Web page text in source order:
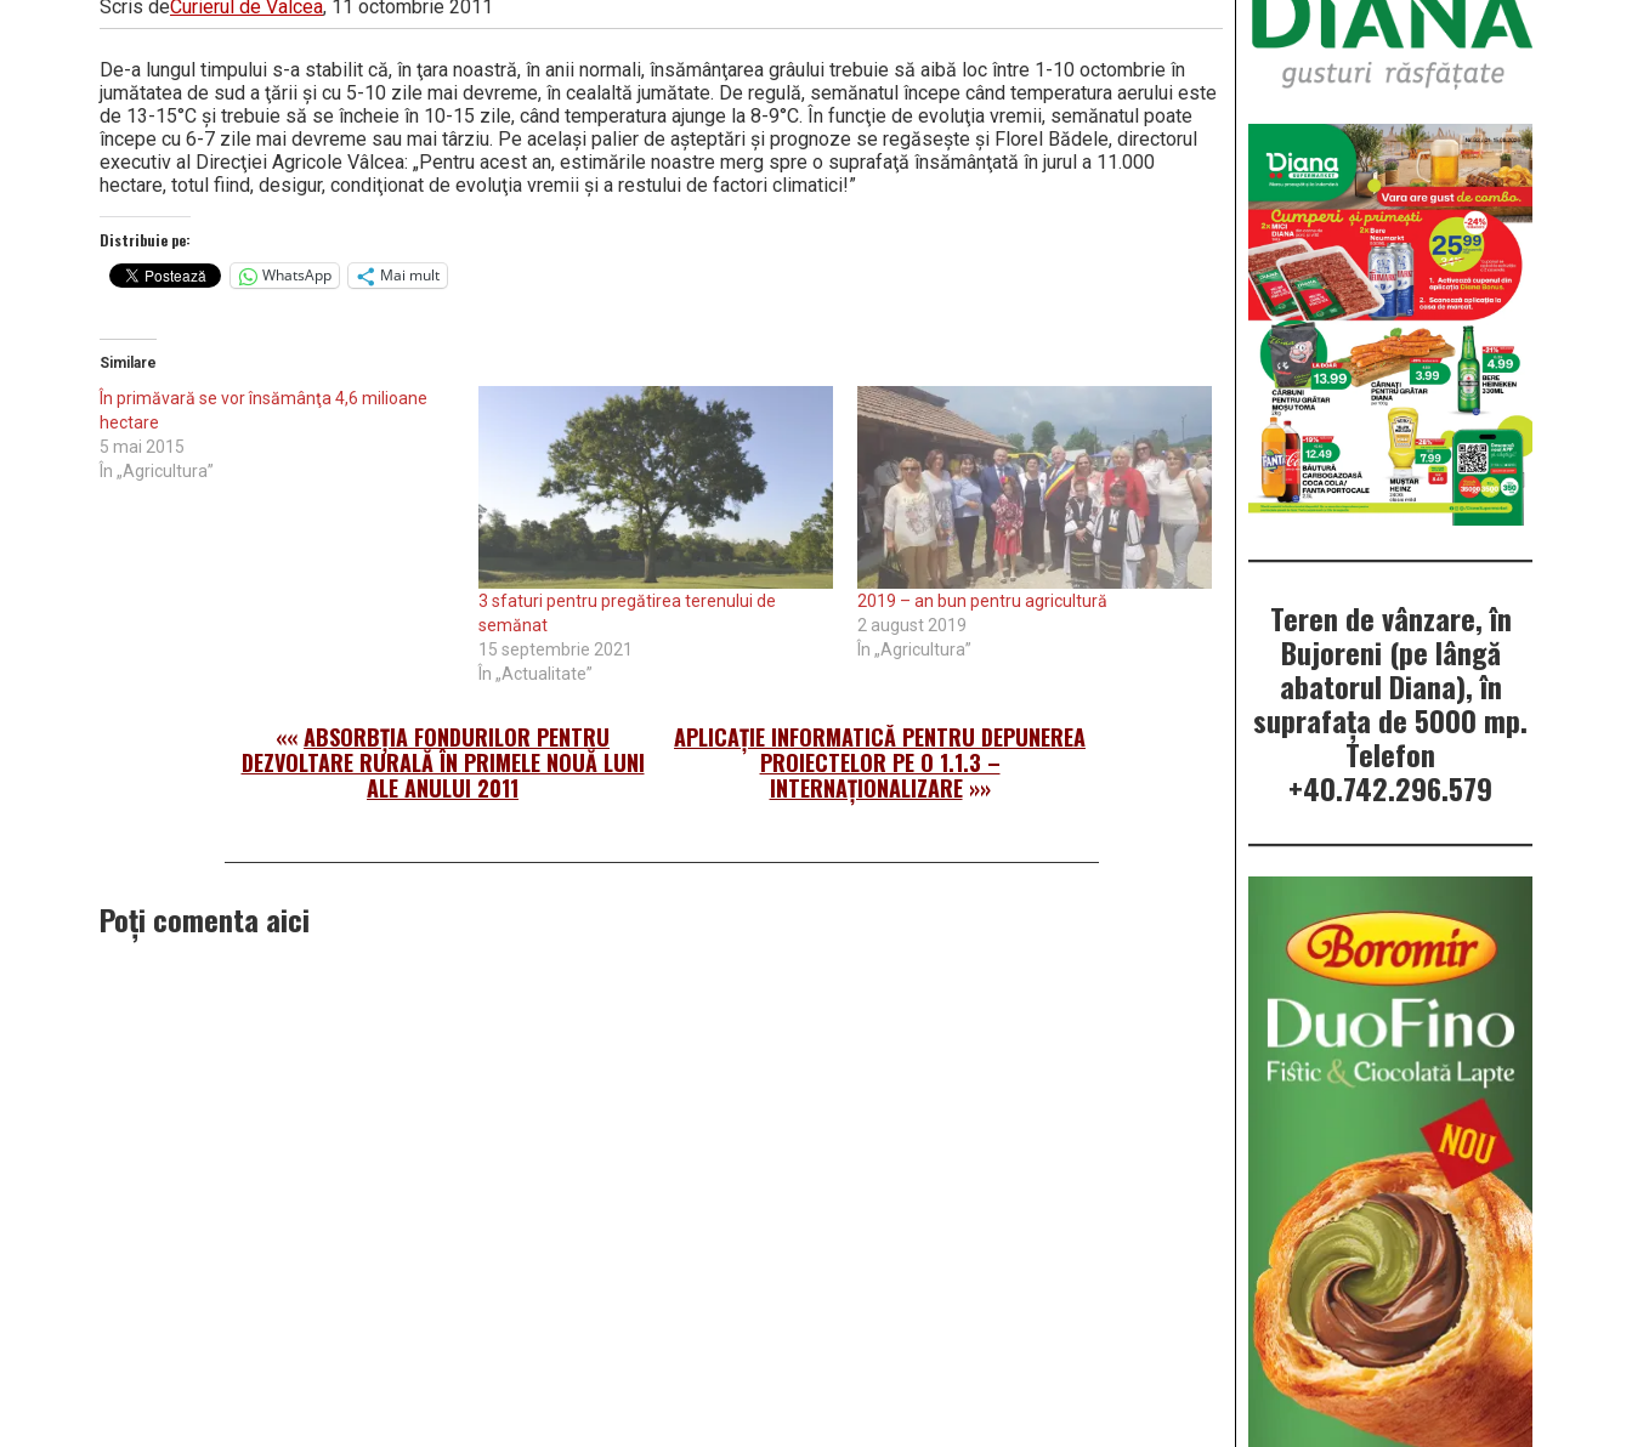
Vâlcea
Scris deCurierul de Valcea, 11 octombrie 2011
De-a lungul timpului s-a stabilit că, în ţara noastră, în anii normali, însămânţarea grâului trebuie să aibă loc între 1-10 octombrie în
jumătatea de sud a ţării şi cu 5-10 zile mai devreme, în cealaltă jumătate. De regulă, semănatul începe când temperatura aerului este
de 13-15°C şi trebuie să se încheie în 10-15 zile, când temperatura ajunge la 8-9°C. În funcţie de evoluţia vremii, semănatul poate
începe cu 6-7 zile mai devreme sau mai târziu. Pe acelaşi palier de aşteptări şi prognoze se regăseşte şi Florel Bădele, directorul
executiv al Direcţiei Agricole Vâlcea: „Pentru acest an, estimările noastre merg spre o suprafaţă însămânţată în jurul a 11.000
hectare, totul fiind, desigur, condiţionat de evoluţia vremii şi a restului de factori climatici!”
Distribuie pe:
WhatsApp
Mai mult
Similare
În primăvară se vor însămânţa 4,6 milioane
hectare
5 mai 2015
În „Agricultura”
3 sfaturi pentru pregătirea terenului de
semănat
15 septembrie 2021
În „Actualitate”
2019 – an bun pentru agricultură
2 august 2019
În „Agricultura”
««ABSORBŢIA FONDURILOR PENTRU
DEZVOLTARE RURALĂ ÎN PRIMELE NOUĂ LUNI
ALE ANULUI 2011
APLICAŢIE INFORMATICĂ PENTRU DEPUNEREA
PROIECTELOR PE O 1.1.3 –
INTERNAŢIONALIZARE»»
Poți comenta aici
Teren de vânzare, în
Bujoreni (pe lângă
abatorul Diana), în
suprafața de 5000 mp.
Telefon
+40.742.296.579